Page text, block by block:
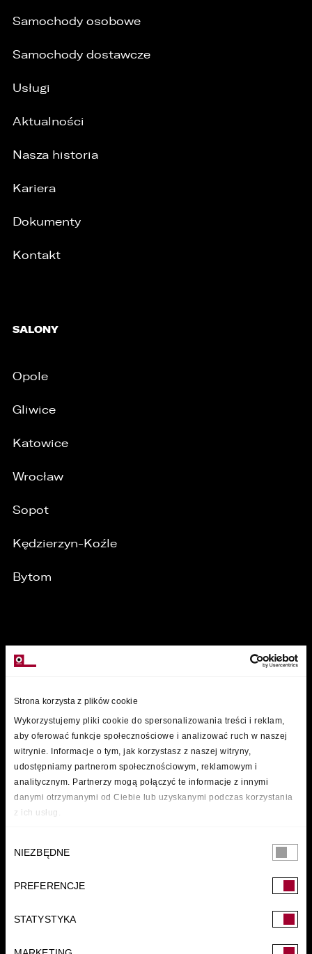
Strona korzysta z plików cookie
Wykorzystujemy pliki cookie do spersonalizowania treści i reklam,
aby oferować funkcje społecznościowe i analizować ruch w naszej
witrynie. Informacje o tym, jak korzystasz z naszej witryny,
udostępniamy partnerom społecznościowym, reklamowym i
analitycznym. Partnerzy mogą połączyć te informacje z innymi
danymi otrzymanymi od Ciebie lub uzyskanymi podczas korzystania
z ich usług.
zgody
NIEZBĘDNE
PREFERENCJE
STATYSTYKA
Samochody osobowe
Samochody dostawcze
Usługi
Aktualności
Nasza historia
Kariera
Dokumenty
Kontakt
SALONY
Opole
Gliwice
Katowice
Wrocław
Sopot
Kędzierzyn-Koźle
Bytom
FUNDACJA